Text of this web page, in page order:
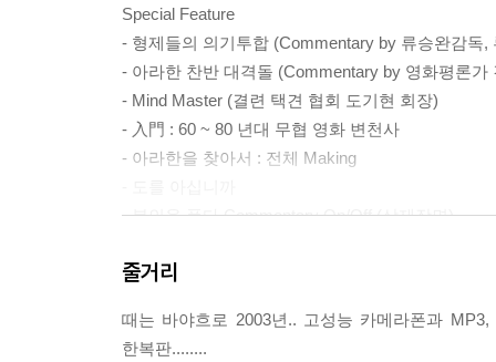
Special Feature
- 형제들의 의기투합 (Commentary by 류승완감독,
- 아라한 찬반 대격돌 (Commentary by 영화평론가
- Mind Master (결련 택견 협회 도기현 회장)
- 入門 : 60 ~ 80 년대 무협 영화 변천사
- 아라한을 찾아서 : 전체 Making
- 봉인을 풀다 Commentary On/Off (삭제장면)
동지애로 뭉치다
스턴트 열전
줄거리
때는 바야흐로 2003년.. 고성능 카메라폰과
한복판........